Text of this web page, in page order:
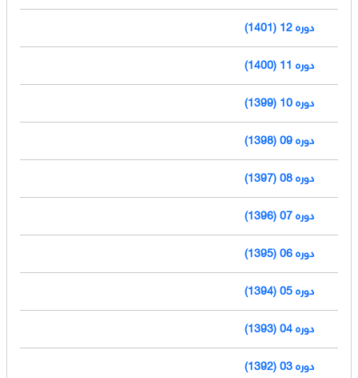
دوره 12 (1401)
دوره 11 (1400)
دوره 10 (1399)
دوره 09 (1398)
دوره 08 (1397)
دوره 07 (1396)
دوره 06 (1395)
دوره 05 (1394)
دوره 04 (1393)
دوره 03 (1392)